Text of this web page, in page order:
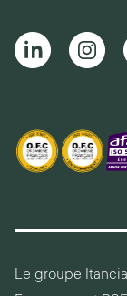
Le groupe Itancia